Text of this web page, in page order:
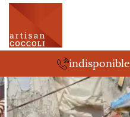
indisponible